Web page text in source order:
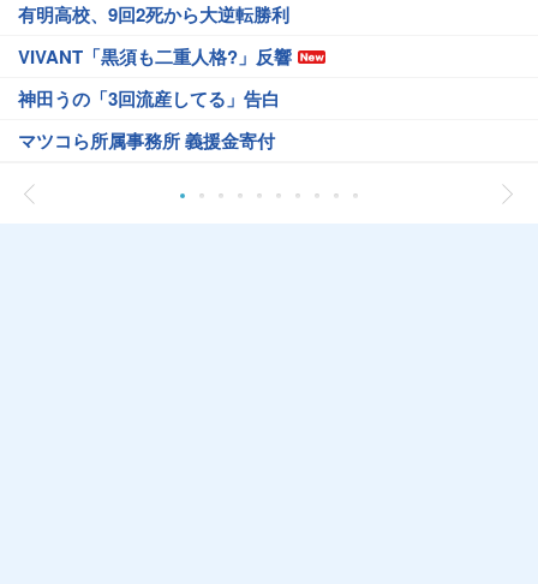
有明高校、9回2死から大逆転勝利
VIVANT「黒須も二重人格?」反響
神田うの「3回流産してる」告白
マツコら所属事務所 義援金寄付